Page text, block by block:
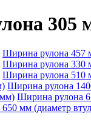
305
Ширина рулона 457
Ширина рулона 330
Ширина рулона 510
Ширина рулона
Ширина рулона
мм (диаметр